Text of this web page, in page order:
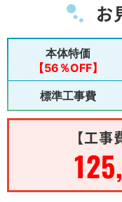
お
本体特価
【56％OFF】
標準工事費
【工事